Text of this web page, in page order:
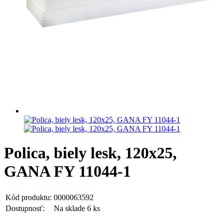
Polica, biely lesk, 120x25,
GANA FY 11044-1
Kód produktu: 0000063592
Dostupnosť:
Na sklade 6 ks